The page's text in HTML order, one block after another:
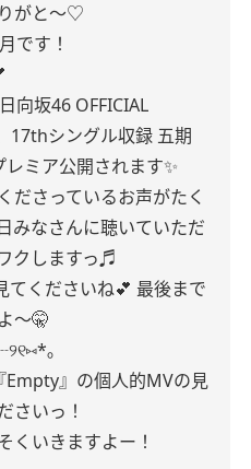
がと〜♡
です！
日向坂46 OFFICIAL
17thシングル収録 五期
ミア公開されます✨️
ださっているお声がたく
みなさんに聴いていただ
クしますっ♬
てくださいね💕︎ 最後まで
〜🤫
｡
』の個人的MVの見
さいっ！
くいきますよー！